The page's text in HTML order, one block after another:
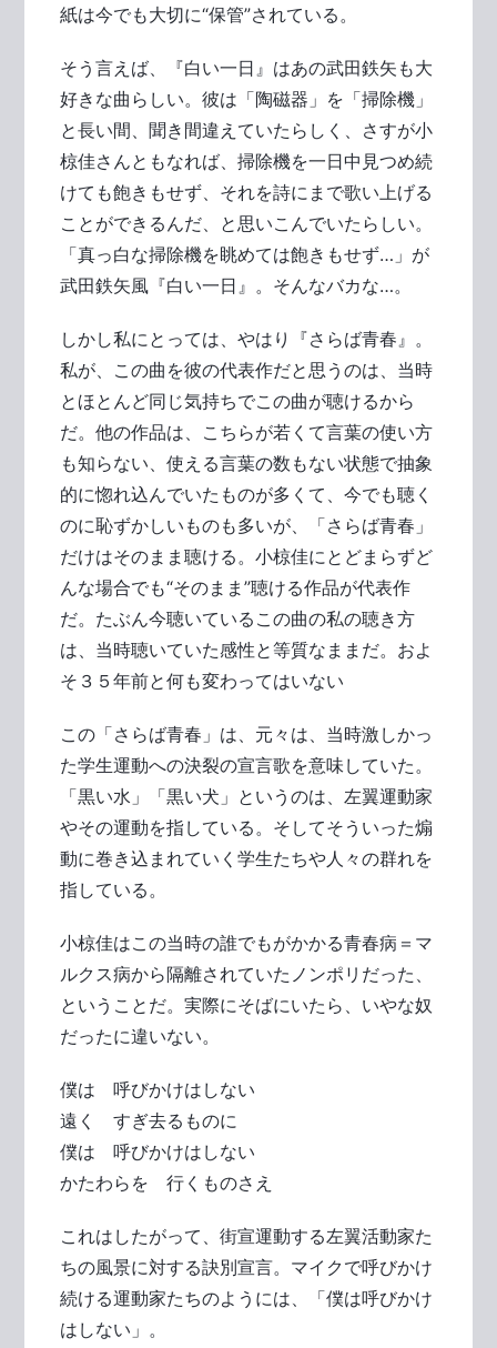
紙は今でも大切に“保管”されている。
そう言えば、『白い一日』はあの武田鉄矢も大
好きな曲らしい。彼は「陶磁器」を「掃除機」
と長い間、聞き間違えていたらしく、さすが小
椋佳さんともなれば、掃除機を一日中見つめ続
けても飽きもせず、それを詩にまで歌い上げる
ことができるんだ、と思いこんでいたらしい。
「真っ白な掃除機を眺めては飽きもせず…」が
武田鉄矢風『白い一日』。そんなバカな…。
しかし私にとっては、やはり『さらば青春』。
私が、この曲を彼の代表作だと思うのは、当時
とほとんど同じ気持ちでこの曲が聴けるから
だ。他の作品は、こちらが若くて言葉の使い方
も知らない、使える言葉の数もない状態で抽象
的に惚れ込んでいたものが多くて、今でも聴く
のに恥ずかしいものも多いが、「さらば青春」
だけはそのまま聴ける。小椋佳にとどまらずど
んな場合でも“そのまま”聴ける作品が代表作
だ。たぶん今聴いているこの曲の私の聴き方
は、当時聴いていた感性と等質なままだ。およ
そ３５年前と何も変わってはいない
この「さらば青春」は、元々は、当時激しかっ
た学生運動への決裂の宣言歌を意味していた。
「黒い水」「黒い犬」というのは、左翼運動家
やその運動を指している。そしてそういった煽
動に巻き込まれていく学生たちや人々の群れを
指している。
小椋佳はこの当時の誰でもがかかる青春病＝マ
ルクス病から隔離されていたノンポリだった、
ということだ。実際にそばにいたら、いやな奴
だったに違いない。
僕は 呼びかけはしない
遠く すぎ去るものに
僕は 呼びかけはしない
かたわらを 行くものさえ
これはしたがって、街宣運動する左翼活動家た
ちの風景に対する訣別宣言。マイクで呼びかけ
続ける運動家たちのようには、「僕は呼びかけ
はしない」。